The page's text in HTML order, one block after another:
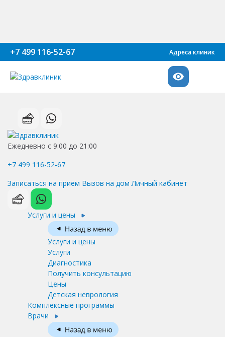
+7 499 116-52-67 Адреса клиник
Ежедневно с 9:00 до 21:00
+7 499 116-52-67
Записаться на прием Вызов на дом Личный кабинет
Услуги и цены
Услуги и цены
Услуги
Диагностика
Получить консультацию
Цены
Детская неврология
Комплексные программы
Врачи